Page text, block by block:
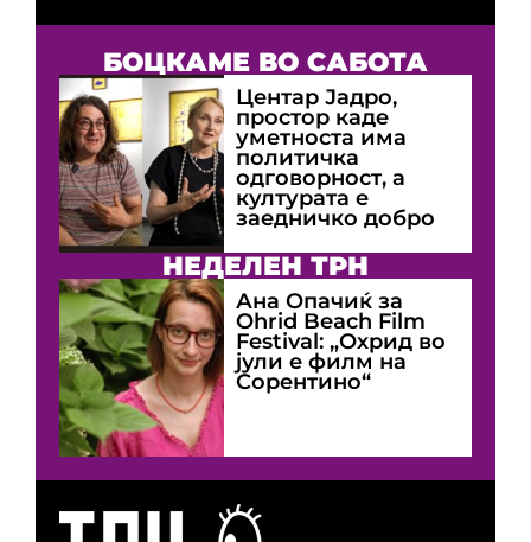
БОЦКАМЕ ВО САБОТА
Центар Јадро,
простор каде
уметноста има
политичка
одговорност, а
културата е
заедничко добро
НЕДЕЛЕН ТРН
Ана Опачиќ за
Оhrid Beach Film
Festival: „Охрид во
јули е филм на
Сорентино“